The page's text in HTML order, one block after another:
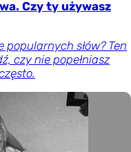
Czy ty używasz
popularnych słów? Ten
czy nie popełniasz